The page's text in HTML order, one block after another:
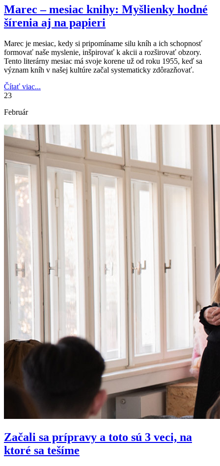
Marec – mesiac knihy: Myšlienky hodné
šírenia aj na papieri
Marec je mesiac, kedy si pripomíname silu kníh a ich schopnosť
formovať naše myslenie, inšpirovať k akcii a rozširovať obzory.
Tento literárny mesiac má svoje korene už od roku 1955, keď sa
význam kníh v našej kultúre začal systematicky zdôrazňovať.
Čítať viac...
23
Február
Začali sa prípravy a toto sú 3 veci, na
ktoré sa tešíme